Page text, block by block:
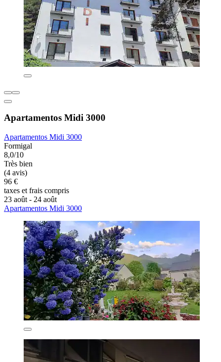
Apartamentos Midi 3000
Apartamentos Midi 3000
Formigal
8,0/10
Très bien
(4 avis)
96 €
taxes et frais compris
23 août - 24 août
Apartamentos Midi 3000